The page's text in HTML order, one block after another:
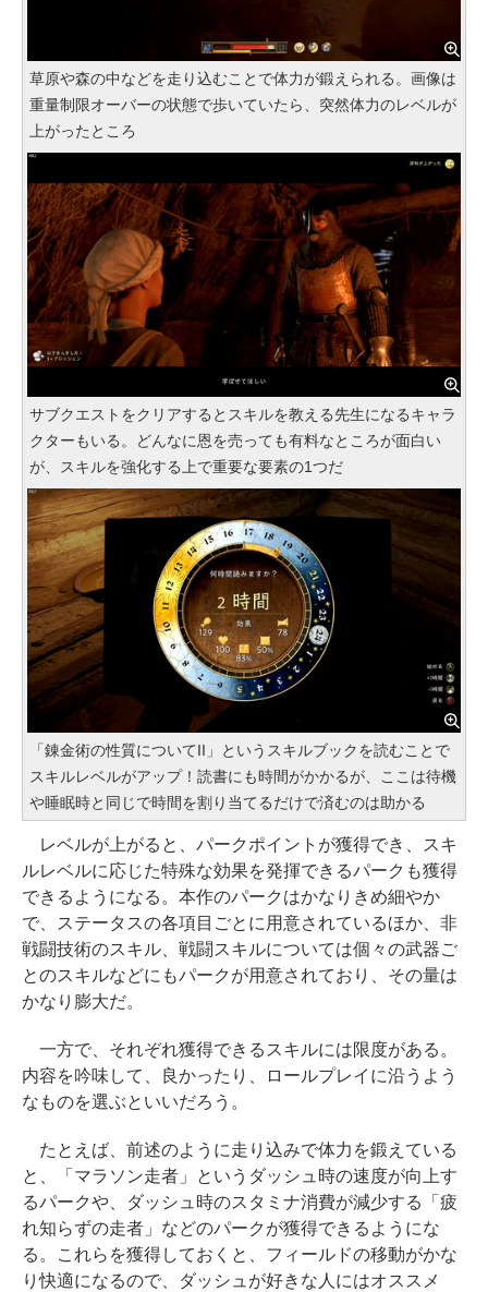
草原や森の中などを走り込むことで体力が鍛えられる。画像は
重量制限オーバーの状態で歩いていたら、突然体力のレベルが
上がったところ
サブクエストをクリアするとスキルを教える先生になるキャラ
クターもいる。どんなに恩を売っても有料なところが面白い
が、スキルを強化する上で重要な要素の1つだ
「錬金術の性質についてII」というスキルブックを読むことで
スキルレベルがアップ！読書にも時間がかかるが、ここは待機
や睡眠時と同じで時間を割り当てるだけで済むのは助かる
レベルが上がると、パークポイントが獲得でき、スキ
ルレベルに応じた特殊な効果を発揮できるパークも獲得
できるようになる。本作のパークはかなりきめ細やか
で、ステータスの各項目ごとに用意されているほか、非
戦闘技術のスキル、戦闘スキルについては個々の武器ご
とのスキルなどにもパークが用意されており、その量は
かなり膨大だ。
一方で、それぞれ獲得できるスキルには限度がある。
内容を吟味して、良かったり、ロールプレイに沿うよう
なものを選ぶといいだろう。
たとえば、前述のように走り込みで体力を鍛えている
と、「マラソン走者」というダッシュ時の速度が向上す
るパークや、ダッシュ時のスタミナ消費が減少する「疲
れ知らずの走者」などのパークが獲得できるようにな
る。これらを獲得しておくと、フィールドの移動がかな
り快適になるので、ダッシュが好きな人にはオススメ